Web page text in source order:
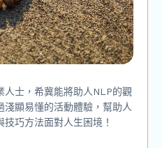
人士，希冀能將助人NLP的觀
顯易懂的活動體驗，幫助人
巧方法面對人生困境！